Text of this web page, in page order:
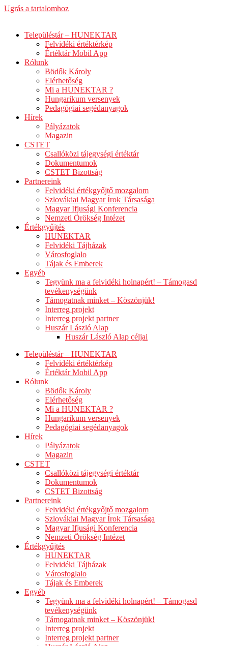
Ugrás a tartalomhoz
Településtár – HUNEKTAR
Felvidéki értéktérkép
Értéktár Mobil App
Rólunk
Bödők Károly
Elérhetőség
Mi a HUNEKTAR ?
Hungarikum versenyek
Pedagógiai segédanyagok
Hírek
Pályázatok
Magazin
CSTET
Csallóközi tájegységi értéktár
Dokumentumok
CSTET Bizottság
Partnereink
Felvidéki értékgyőjtő mozgalom
Szlovákiai Magyar Írok Társasága
Magyar Ifjusági Konferencia
Nemzeti Örökség Intézet
Értékgyűjtés
HUNEKTAR
Felvidéki Tájházak
Városfoglalo
Tájak és Emberek
Egyéb
Tegyünk ma a felvidéki holnapért! – Támogasd
tevékenységünk
Támogatnak minket – Köszönjük!
Interreg projekt
Interreg projekt partner
Huszár László Alap
Huszár László Alap céljai
Településtár – HUNEKTAR
Felvidéki értéktérkép
Értéktár Mobil App
Rólunk
Bödők Károly
Elérhetőség
Mi a HUNEKTAR ?
Hungarikum versenyek
Pedagógiai segédanyagok
Hírek
Pályázatok
Magazin
CSTET
Csallóközi tájegységi értéktár
Dokumentumok
CSTET Bizottság
Partnereink
Felvidéki értékgyőjtő mozgalom
Szlovákiai Magyar Írok Társasága
Magyar Ifjusági Konferencia
Nemzeti Örökség Intézet
Értékgyűjtés
HUNEKTAR
Felvidéki Tájházak
Városfoglalo
Tájak és Emberek
Egyéb
Tegyünk ma a felvidéki holnapért! – Támogasd
tevékenységünk
Támogatnak minket – Köszönjük!
Interreg projekt
Interreg projekt partner